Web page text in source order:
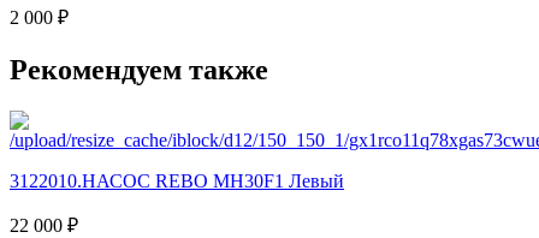
2 000 ₽
Рекомендуем также
3122010.НАСОС REBO MH30F1 Левый
22 000 ₽